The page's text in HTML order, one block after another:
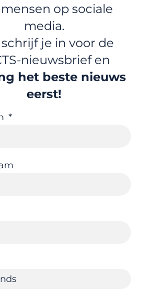
op sociale
media.
je in voor de
nieuwsbrief en
het beste nieuws
eerst!